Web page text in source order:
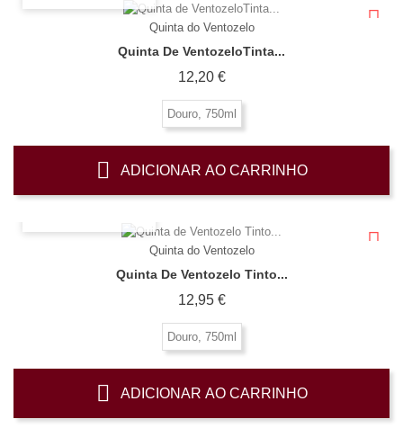
Quinta do Ventozelo
Quinta De VentozeloTinta...
12,20 €Preço
Douro, 750ml
ADICIONAR AO CARRINHO
Quinta do Ventozelo
Quinta De Ventozelo Tinto...
12,95 €Preço
Douro, 750ml
ADICIONAR AO CARRINHO